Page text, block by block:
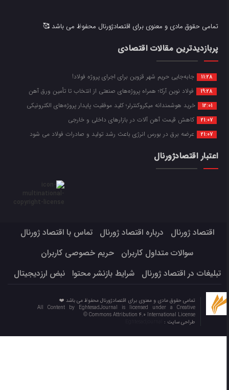
تمامی حقوق مادی و معنوی برای اقتصادژورنال محفوظ می باشد 🥰
پربازدیدترین مقالات اقتصادی
11:28 جابه‌جایی حریم شهر قزوین برای اجرای پروژه فولاد!
19:28 فولاد نوین آرکا؛ همراه پروژه‌های صنعتی از انتخاب تا تأمین ورق آهن
12:01 خرید هوشمندانه میکروکنترلر؛ کلید موفقیت پایدار پروژه‌های الکترونیکی
21:07 کاهش قیمت آهن آلات در بازارهای داخلی و خارجی
21:07 عرضه برق در بورس انرژی باعث رشد تولید و صادرات فولاد می شود
اعتبار اقتصادژورنال
اقتصاد ژورنال درباره اقتصاد ژورنال
تماس با اقتصاد ژورنال
سوالات متداول کاربران
حریم خصوصی کاربران
تبلیغات در اقتصاد ژورنال
شرایط بازنشر محتوا نبض ارزدیجیتال
تمامی حقوق مادی و معنوی برای اقتصادژورنال محفوظ می باشد ❤️
All Content by EghtesadJournal is licensed under a Creative
Commons Attribution 4.0 International License ©️
طراحی سایت :